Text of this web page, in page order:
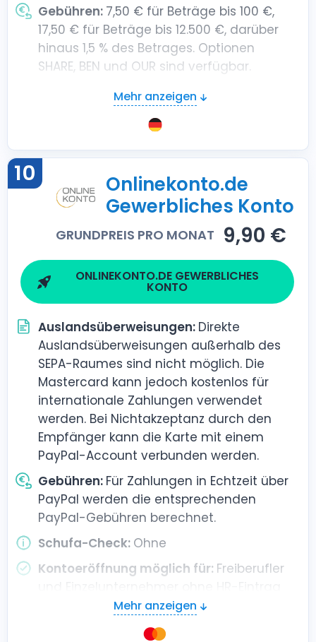
Gebühren: 7,50 € für Beträge bis 100 €,
17,50 € für Beträge bis 12.500 €, darüber
hinaus 1,5 % des Betrages. Optionen
SHARE, BEN und OUR sind verfügbar.
Mehr anzeigen
10
Onlinekonto.de
Gewerbliches Konto
GRUNDPREIS PRO MONAT 9,90 €
ONLINEKONTO.DE GEWERBLICHES
KONTO
Auslandsüberweisungen: Direkte
Auslandsüberweisungen außerhalb des
SEPA-Raumes sind nicht möglich. Die
Mastercard kann jedoch kostenlos für
internationale Zahlungen verwendet
werden. Bei Nichtakzeptanz durch den
Empfänger kann die Karte mit einem
PayPal-Account verbunden werden.
Gebühren: Für Zahlungen in Echtzeit über
PayPal werden die entsprechenden
PayPal-Gebühren berechnet.
Schufa-Check: Ohne
Kontoeröffnung möglich für: Freiberufler
Grundgebühren:9,90 € pro Monat, 39,00
Mehr anzeigen